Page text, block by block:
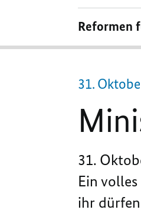
Ministerium
rückgängig
Reformen
31.
31.
Ein
ihr